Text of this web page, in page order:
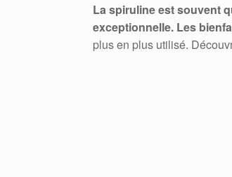
La spiruline est souvent
exceptionnelle. Les
plus en plus utilisé.